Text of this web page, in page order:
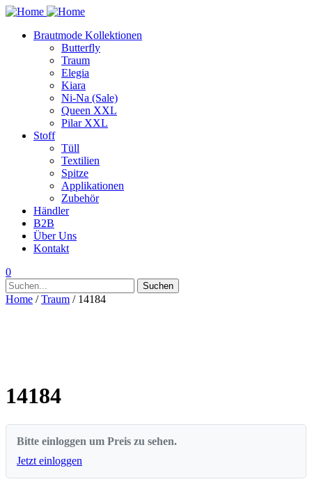
Brautmode Kollektionen
Butterfly
Traum
Elegia
Kiara
Ni-Na (Sale)
Queen XXL
Pilar XXL
Stoff
Tüll
Textilien
Spitze
Applikationen
Zubehör
Händler
B2B
Über Uns
Kontakt
0
Suchen
nach:
Suchen
Home /Traum / 14184
14184
Bitte einloggen um Preis zu sehen.
Jetzt einloggen